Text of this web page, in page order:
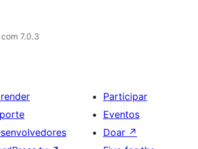
7.0.3
Participar
Eventos
Doar ↗